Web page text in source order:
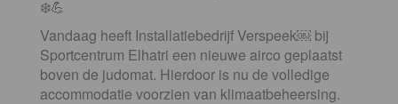
❄️💪
Vandaag heeft Installatiebedrijf Verspeek⁠￼ bij
Sportcentrum Elhatri een nieuwe airco geplaatst
boven de judomat. Hierdoor is nu de volledige
accommodatie voorzien van klimaatbeheersing.